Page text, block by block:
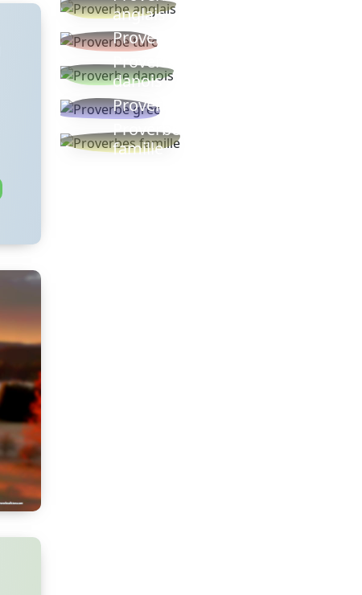
anglais
Proverbe turc
Proverbe
danois
Proverbe grec
Proverbes
famille